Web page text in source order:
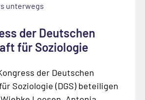
unterwegs
der Deutschen
für Soziologie
der Deutschen
Soziologie (DGS) beteiligen